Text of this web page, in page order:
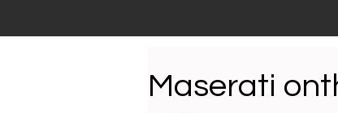
Maserati